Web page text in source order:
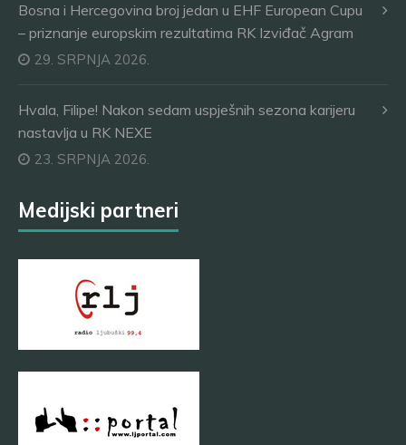
Bosna i Hercegovina broj jedan u EHF European Cupu
– priznanje europskim rezultatima RK Izviđač Agram
29. SRPNJA 2026.
Hvala, Filipe! Nakon sedam uspješnih sezona karijeru
nastavlja u RK NEXE
23. SRPNJA 2026.
Medijski partneri